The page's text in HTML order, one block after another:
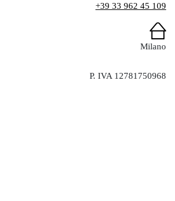
+39 33 962 45 109
Milano
P. IVA 12781750968